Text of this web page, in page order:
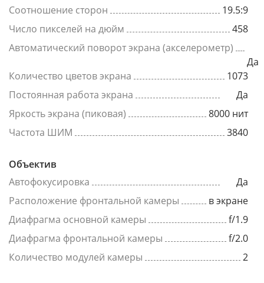
Соотношение сторон
19.5:9
Число пикселей на дюйм
458
Автоматический поворот экрана (акселерометр)
Да
Количество цветов экрана
1073
Постоянная работа экрана
Да
Яркость экрана (пиковая)
8000 нит
Частота ШИМ
3840
Объектив
Автофокусировка
Да
Расположение фронтальной камеры
в экране
Диафрагма основной камеры
f/1.9
Диафрагма фронтальной камеры
f/2.0
Количество модулей камеры
2